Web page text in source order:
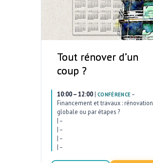
Tout rénover d’un
coup ?
10:00 – 12:00 | CONFÉRENCE –
Financement et travaux : rénovation
globale ou par étapes ?
| –
| –
| –
| –